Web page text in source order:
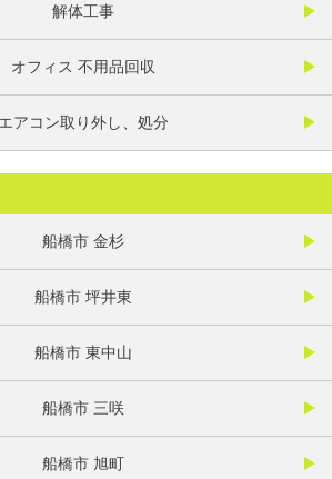
解体工事
オフィス 不用品回収
エアコン取り外し、処分
船橋市 金杉
船橋市 坪井東
船橋市 東中山
船橋市 三咲
船橋市 旭町